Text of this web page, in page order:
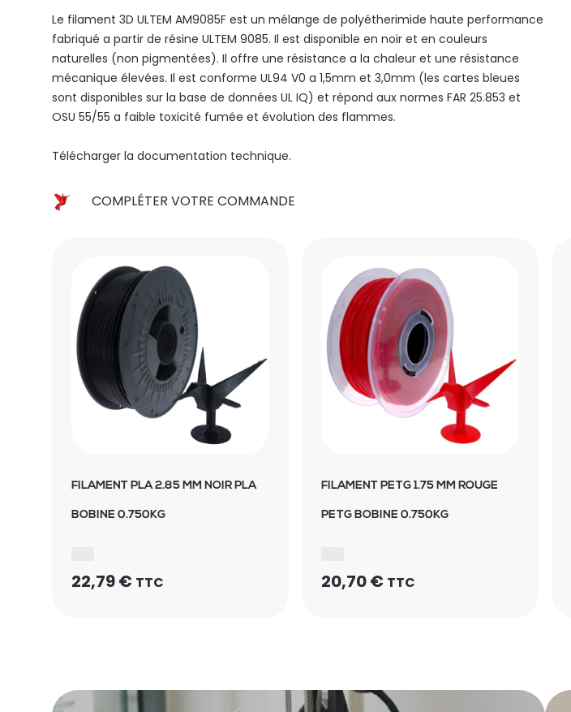
Le filament 3D ULTEM AM9085F est un mélange de polyétherimide haute performance
fabriqué a partir de résine ULTEM 9085. Il est disponible en noir et en couleurs
naturelles (non pigmentées). Il offre une résistance a la chaleur et une résistance
mécanique élevées. Il est conforme UL94 V0 a 1,5mm et 3,0mm (les cartes bleues
sont disponibles sur la base de données UL IQ) et répond aux normes FAR 25.853 et
OSU 55/55 a faible toxicité fumée et évolution des flammes.
Télécharger la documentation technique.
COMPLÉTER VOTRE COMMANDE
FILAMENT PLA 2.85 MM NOIR PLA
BOBINE 0.750KG
22,79€ TTC
FILAMENT PETG 1.75 MM ROUGE
PETG BOBINE 0.750KG
20,70€ TTC